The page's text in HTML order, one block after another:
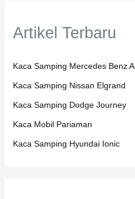
Artikel Terbaru
Kaca Samping Mercedes Benz
Kaca Samping Nissan Elgrand
Kaca Samping Dodge Journey
Kaca Mobil Pariaman
Kaca Samping Hyundai Ionic